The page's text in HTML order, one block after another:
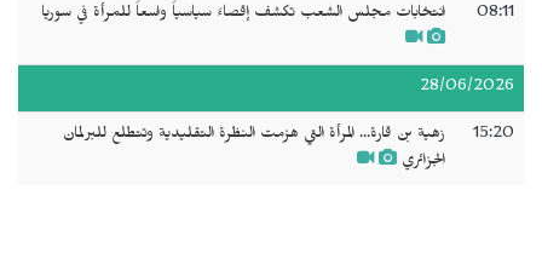
08:11 انتخابات مجلس الشعب تكشف إقصاءً سياسياً واسعاً للمرأة في سوريا
28/06/2026
15:20
زهية بن قارة... المرأة التي هزمت النظرة التقليدية وتتطلع للبرلمان
الجزائري